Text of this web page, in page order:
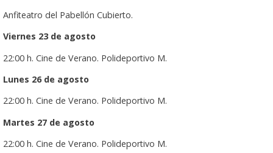
Anfiteatro del Pabellón Cubierto.
Viernes 23 de agosto
22:00 h. Cine de Verano. Polideportivo M.
Lunes 26 de agosto
22:00 h. Cine de Verano. Polideportivo M.
Martes 27 de agosto
22:00 h. Cine de Verano. Polideportivo M.